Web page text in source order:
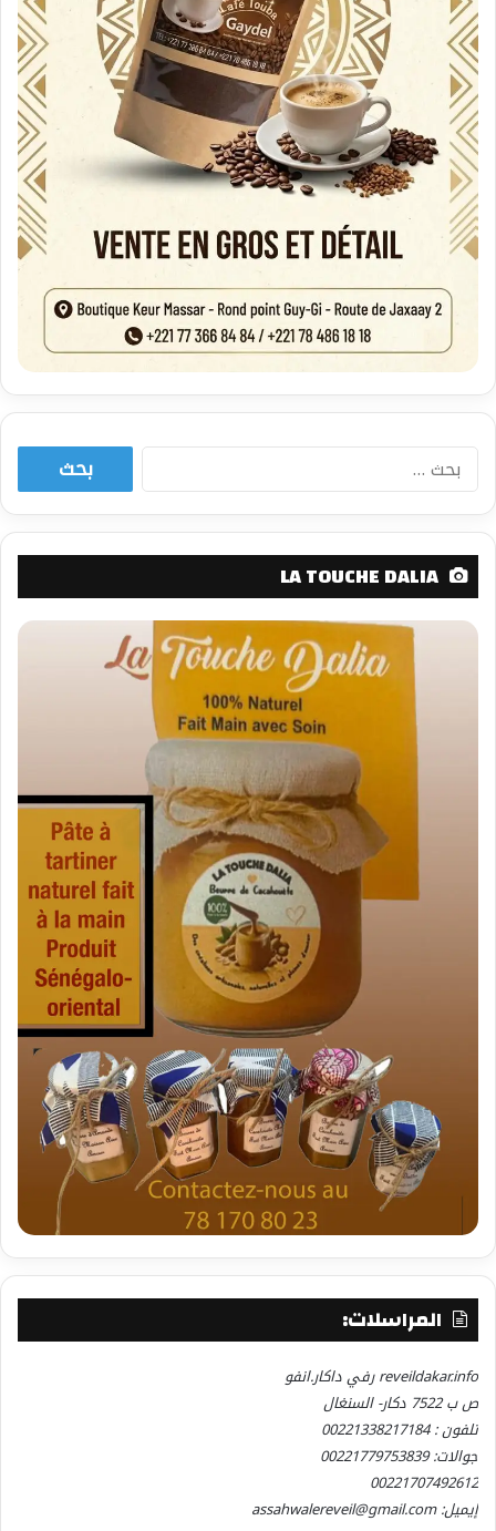
البحث
LA TOUCHE DALIA
المراسلات:
reveildakar.info رفي داكار.انفو
ص ب 7522 دكار- السنغال
تلفون : 00221338217184
جوالات: 00221779753839
00221707492612
إيميل: assahwalereveil@gmail.com